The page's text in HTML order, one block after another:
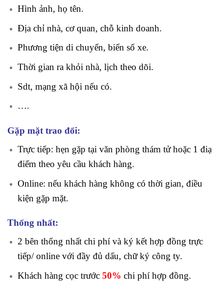
Hình ảnh, họ tên.
Địa chỉ nhà, cơ quan, chỗ kinh doanh.
Phương tiện di chuyển, biển số xe.
Thời gian ra khỏi nhà, lịch theo dõi.
Sdt, mạng xã hội nếu có.
….
Gặp mặt trao đổi:
Trực tiếp: hẹn gặp tại văn phòng thám tử hoặc 1 điạ
điểm theo yêu cầu khách hàng.
Online: nếu khách hàng không có thời gian, điều
kiện gặp mặt.
Thống nhất:
2 bên thống nhất chi phí và ký kết hợp đồng trực
tiếp/ online với đầy đủ dấu, chữ ký công ty.
Khách hàng cọc trước 50% chi phíhợp đồng.